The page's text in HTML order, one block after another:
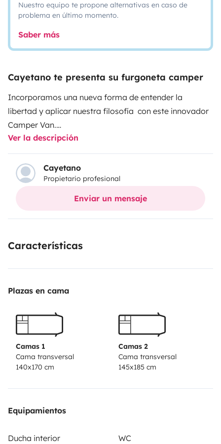
Nuestro equipo te propone alternativas en caso de
problema en último momento.
Saber más
Cayetano te presenta su furgoneta camper
Incorporamos una nueva forma de entender la
libertad y aplicar nuestra filosofía con este innovador
Camper Van.
Un espacio compacto donde los detalles y el
aprovechamiento del espacio la hacen funcional y
cómoda.
Una elección que cubre todas las necesidades con
soluciones, tanto en el trayecto como el
grata experiencia. Viaje sin límites.
Ver la descripción
Cayetano
Propietario profesional
Enviar un mensaje
Características
Plazas en cama
Camas 1
Cama transversal
140x170 cm
Camas 2
Cama transversal
145x185 cm
Equipamientos
Ducha interior
WC